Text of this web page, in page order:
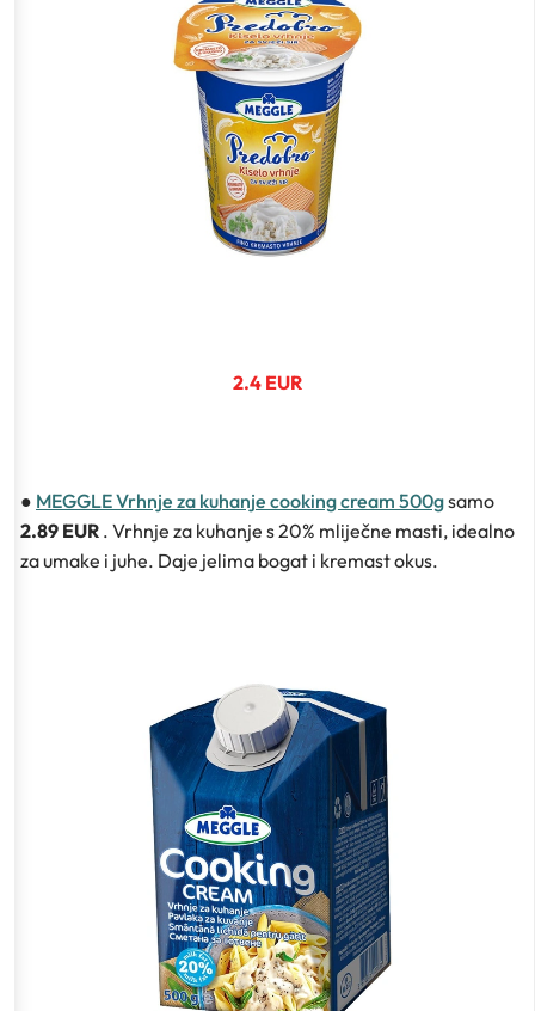
2.4 EUR
● MEGGLE Vrhnje za kuhanje cooking cream 500gsamo
2.89 EUR . Vrhnje za kuhanje s 20% mliječne masti, idealno
za umake i juhe. Daje jelima bogat i kremast okus.